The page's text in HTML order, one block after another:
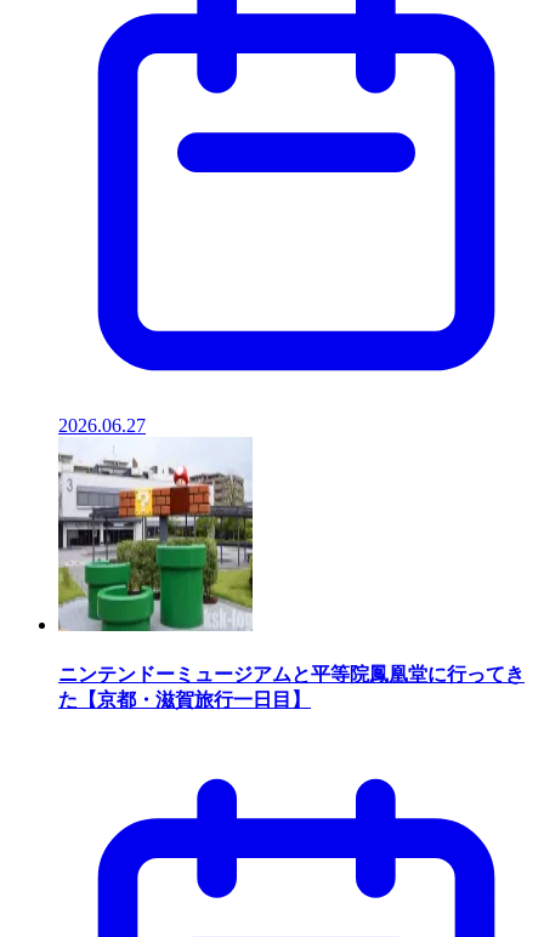
2026.06.27
ニンテンドーミュージアムと平等院鳳凰堂に行ってき
た【京都・滋賀旅行一日目】